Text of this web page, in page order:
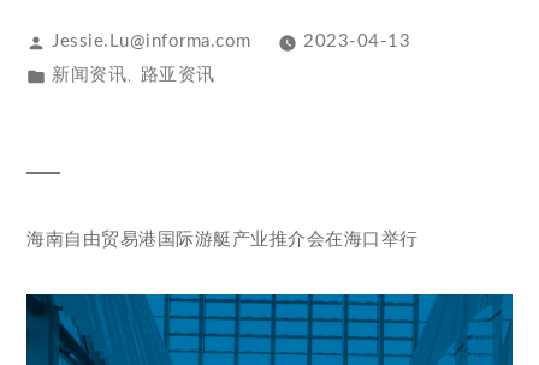
Jessie.Lu@informa.com
2023-04-13
新闻资讯、 路亚资讯
海南自由贸易港国际游艇产业推介会在海口举行